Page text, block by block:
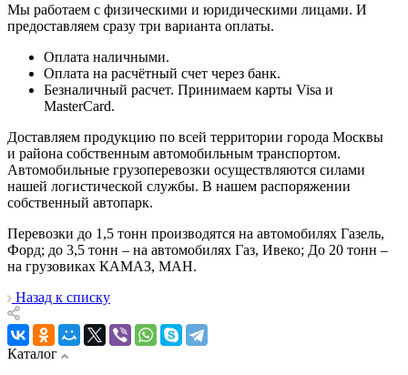
Мы работаем с физическими и юридическими лицами. И
предоставляем сразу три варианта оплаты.
Оплата наличными.
Оплата на расчётный счет через банк.
Безналичный расчет. Принимаем карты Visa и
MasterCard.
Доставляем продукцию по всей территории города Москвы
и района собственным автомобильным транспортом.
Автомобильные грузоперевозки осуществляются силами
нашей логистической службы. В нашем распоряжении
собственный автопарк.
Перевозки до 1,5 тонн производятся на автомобилях Газель,
Форд; до 3,5 тонн – на автомобилях Газ, Ивеко; До 20 тонн –
на грузовиках КАМАЗ, МАН.
Назад к списку
Каталог